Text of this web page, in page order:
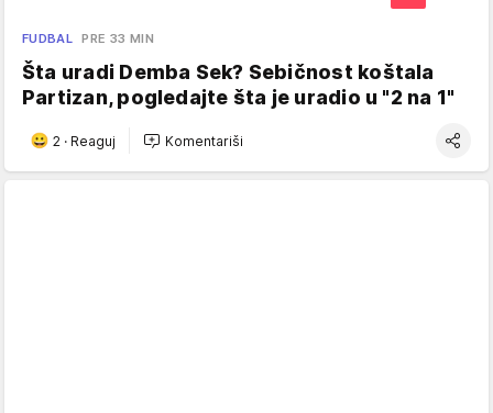
FUDBAL PRE 33 MIN
Šta uradi Demba Sek? Sebičnost koštala
Partizan, pogledajte šta je uradio u "2 na 1"
2 · Reaguj Komentariši